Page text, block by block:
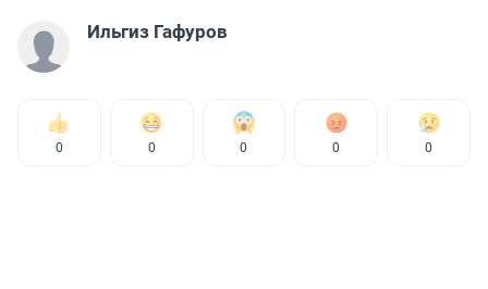
Ильгиз Гафуров
0 0 0 0 0